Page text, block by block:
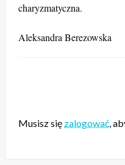
charyzmatyczna.
Aleksandra Berezowska
Musisz się zalogować,